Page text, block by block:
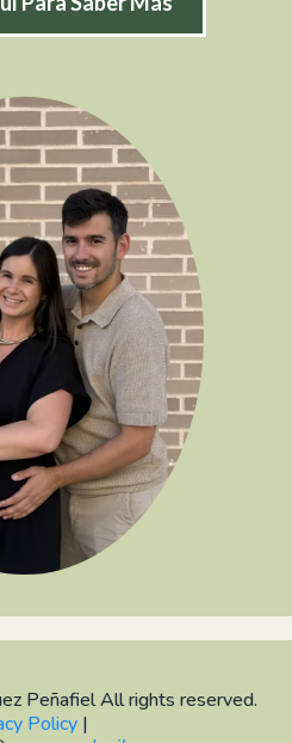
Peñafiel All rights reserved.
Policy|